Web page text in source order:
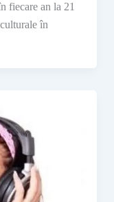
fiecare an la 21
în